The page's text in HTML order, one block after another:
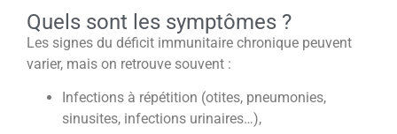
Quels sont les symptômes ?
Les signes du déficit immunitaire chronique peuvent
varier, mais on retrouve souvent :
Infections à répétition (otites, pneumonies,
sinusites, infections urinaires…),